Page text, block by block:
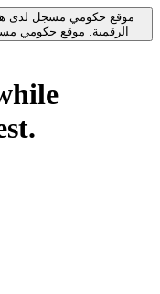
موقع حكومي مسجل لدى
الرقمية. موقع حكومي